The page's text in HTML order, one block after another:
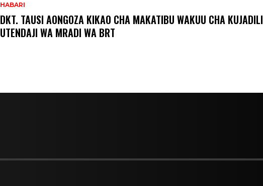
HABARI
DKT. TAUSI AONGOZA KIKAO CHA MAKATIBU WAKUU CHA KUJADILI
UTENDAJI WA MRADI WA BRT